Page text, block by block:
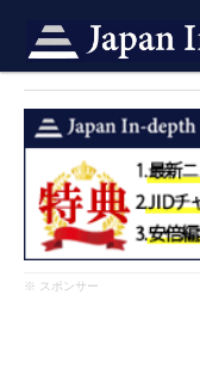
※ スポンサー